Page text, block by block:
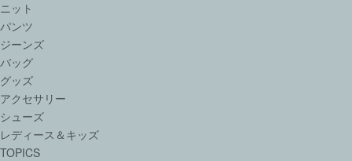
ニット
パンツ
ジーンズ
バッグ
グッズ
アクセサリー
シューズ
レディース＆キッズ
TOPICS